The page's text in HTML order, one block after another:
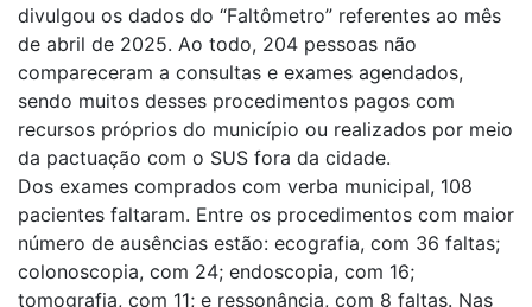
divulgou os dados do “Faltômetro” referentes ao mês
de abril de 2025. Ao todo, 204 pessoas não
compareceram a consultas e exames agendados,
sendo muitos desses procedimentos pagos com
recursos próprios do município ou realizados por meio
da pactuação com o SUS fora da cidade.
Dos exames comprados com verba municipal, 108
pacientes faltaram. Entre os procedimentos com maior
número de ausências estão: ecografia, com 36 faltas;
colonoscopia, com 24; endoscopia, com 16;
tomografia, com 11; e ressonância, com 8 faltas. Nas